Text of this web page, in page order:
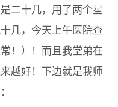
二十几，用了两个星
几，今天上午医院查
！）！而且我堂弟在
越好！下边就是我师